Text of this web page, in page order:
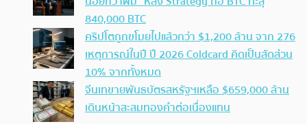
840,000 BTC
คริปโตถูกขโมยไปแล้วกว่า $1,200 ล้าน จาก 276
เหตุการณ์ในปี ปี 2026 Coldcard คิดเป็นสัดส่วน
10% จากทั้งหมด
จีนเทขายพันธบัตรสหรัฐฯเหลือ $659,000 ล้าน
เดินหน้าสะสมทองคำต่อเนื่องแทน